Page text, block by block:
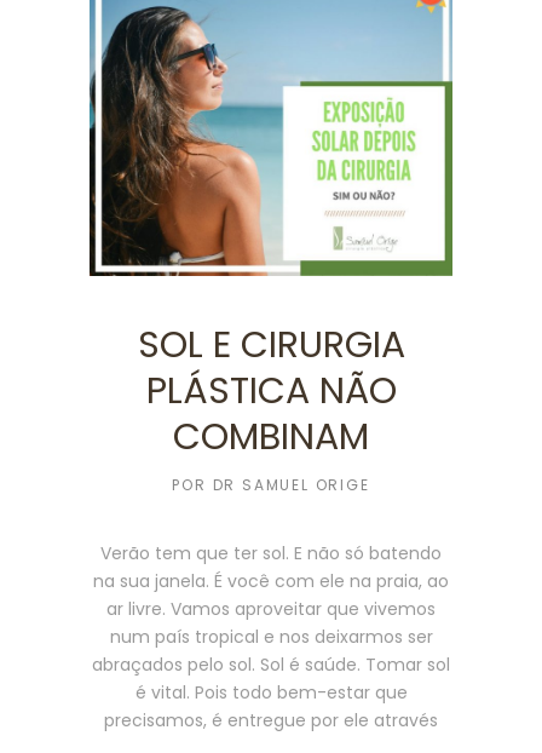
SOL E CIRURGIA
PLÁSTICA NÃO
COMBINAM
POR DR SAMUEL ORIGE
Verão tem que ter sol. E não só batendo
na sua janela. É você com ele na praia, ao
ar livre. Vamos aproveitar que vivemos
num país tropical e nos deixarmos ser
abraçados pelo sol. Sol é saúde. Tomar sol
é vital. Pois todo bem-estar que
precisamos, é entregue por ele através